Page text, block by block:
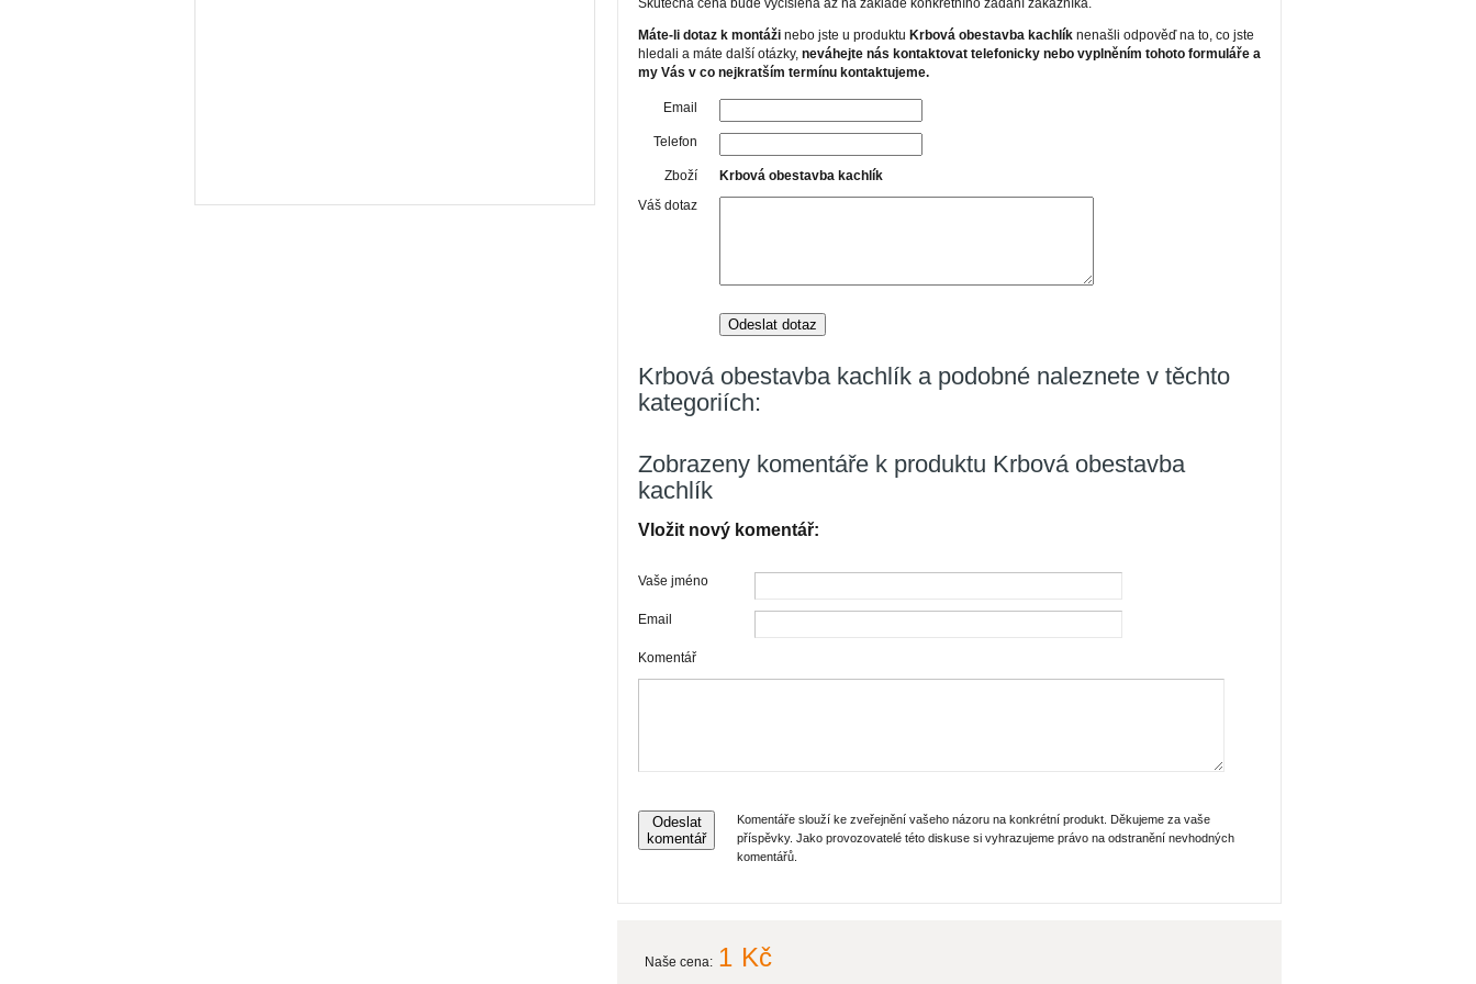
Skutečná cena bude vyčíslena až na základě konkrétního zadání zákazníka.
Máte-li dotaz k montáži nebo jste u produktu Krbová obestavba kachlík nenašli odpověď na to, co jste
hledali a máte další otázky, neváhejte nás kontaktovat telefonicky nebo vyplněním tohoto formuláře a
my Vás v co nejkratším termínu kontaktujeme.
Email
Telefon
Zboží
Krbová obestavba kachlík
Váš dotaz
Odeslat dotaz
Krbová obestavba kachlík a podobné naleznete v těchto
kategoriích:
Zobrazeny komentáře k produktu Krbová obestavba
kachlík
Vložit nový komentář:
Vaše jméno
Email
Komentář
Odeslat
komentář
Komentáře slouží ke zveřejnění vašeho názoru na konkrétní produkt. Děkujeme za vaše
příspěvky. Jako provozovatelé této diskuse si vyhrazujeme právo na odstranění nevhodných
komentářů.
Naše cena: 1 Kč